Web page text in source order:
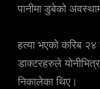
पानीमा डुबेको
हत्या भएको करिब २४
डाक्टरहरुले
निकालेका थिए।